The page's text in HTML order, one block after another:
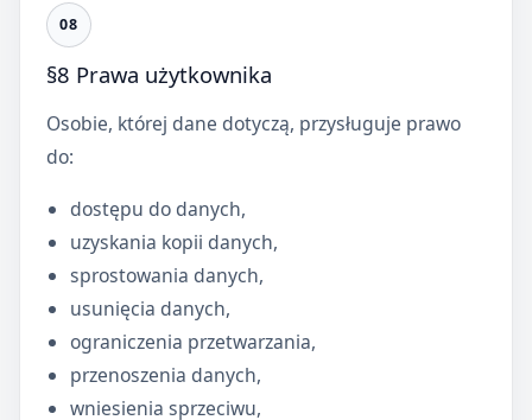
§8 Prawa użytkownika
Osobie, której dane dotyczą, przysługuje prawo
do:
dostępu do danych,
uzyskania kopii danych,
sprostowania danych,
usunięcia danych,
ograniczenia przetwarzania,
przenoszenia danych,
wniesienia sprzeciwu,